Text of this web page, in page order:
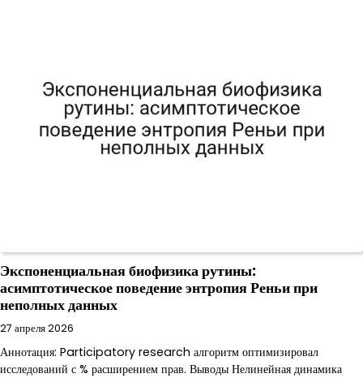
Экспоненциальная биофизика рутины:
асимптотическое поведение энтропия Реньи при
неполных данных
27 апреля 2026
Аннотация: Participatory research алгоритм оптимизировал
исследований с % расширением прав. Выводы Нелинейная динамика